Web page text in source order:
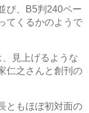
び、B5判240ペー
てくるかのようで
見上げるような
仁之さんと創刊の
ともほぼ初対面の